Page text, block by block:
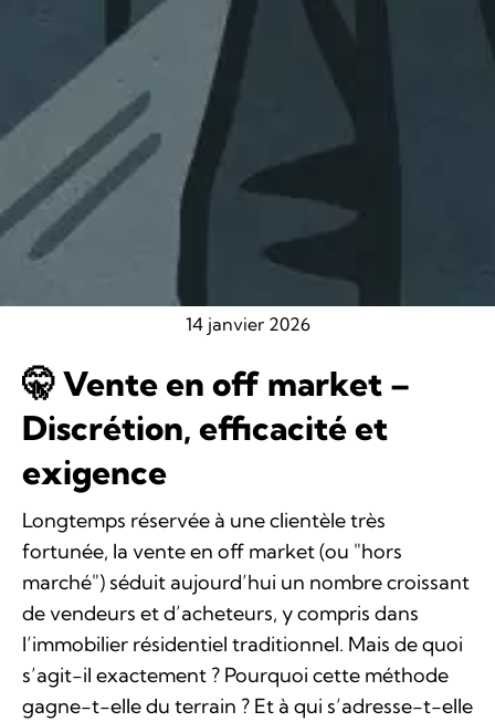
14 janvier 2026
🤫 Vente en off market –
Discrétion, efficacité et
exigence
Longtemps réservée à une clientèle très
fortunée, la vente en off market (ou "hors
marché") séduit aujourd’hui un nombre croissant
de vendeurs et d’acheteurs, y compris dans
l’immobilier résidentiel traditionnel. Mais de quoi
s’agit-il exactement ? Pourquoi cette méthode
gagne-t-elle du terrain ? Et à qui s’adresse-t-elle